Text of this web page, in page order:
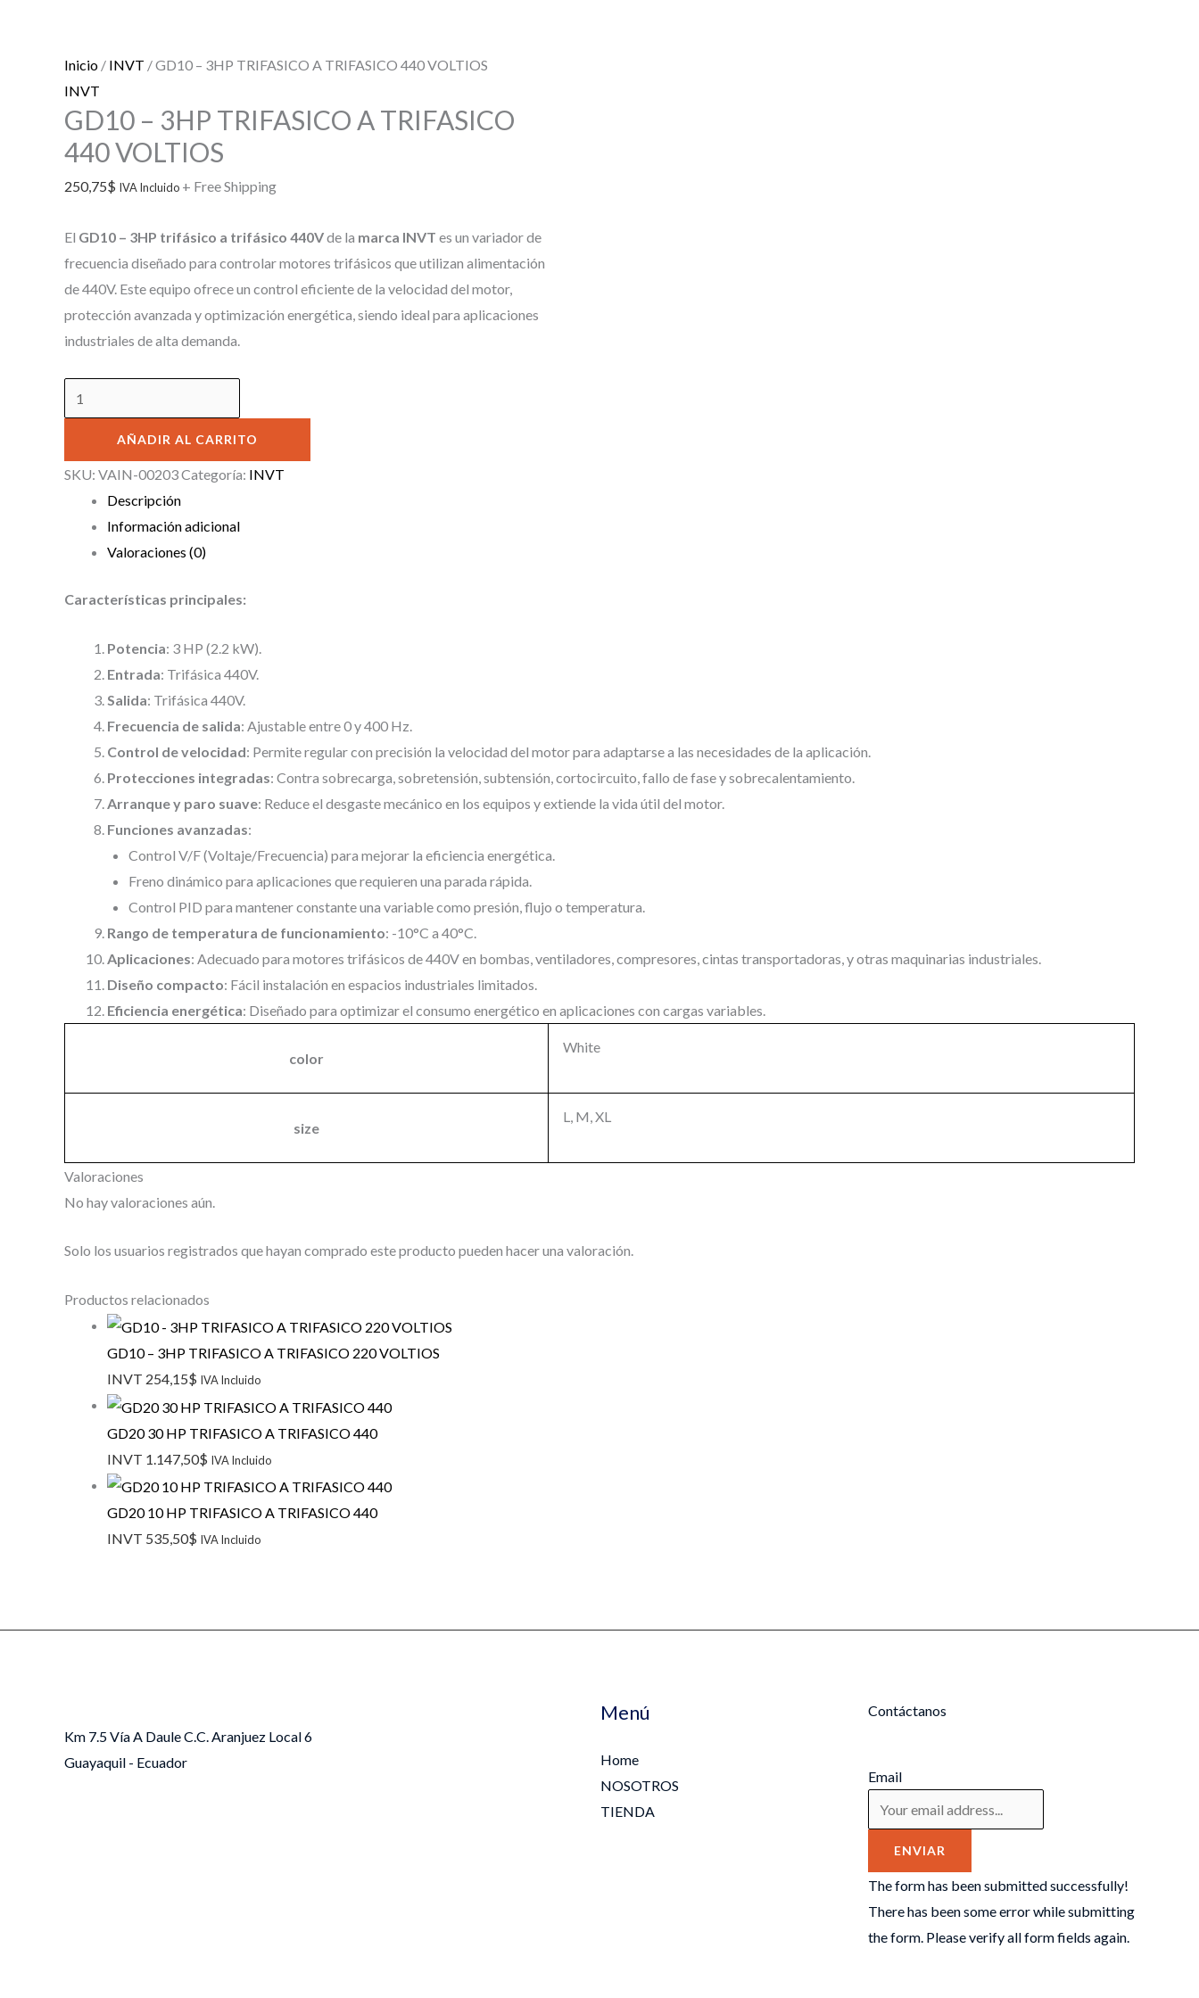
Inicio / INVT / GD10 – 3HP TRIFASICO A TRIFASICO 440 VOLTIOS
INVT
GD10 – 3HP TRIFASICO A TRIFASICO
440 VOLTIOS
250,75$ IVA Incluido + Free Shipping
El GD10 – 3HP trifásico a trifásico 440Vde la marca INVT es un variador de
frecuencia diseñado para controlar motores trifásicos que utilizan alimentación
de 440V. Este equipo ofrece un control eficiente de la velocidad del motor,
protección avanzada y optimización energética, siendo ideal para aplicaciones
industriales de alta demanda.
AÑADIR AL CARRITO
SKU: VAIN-00203Categoría: INVT
Descripción
Información adicional
Valoraciones (0)
Características principales:
Potencia: 3 HP (2.2 kW).
Entrada: Trifásica 440V.
Salida: Trifásica 440V.
Frecuencia de salida: Ajustable entre 0 y 400 Hz.
Control de velocidad: Permite regular con precisión la velocidad del motor para adaptarse a las necesidades de la aplicación.
Protecciones integradas: Contra sobrecarga, sobretensión, subtensión, cortocircuito, fallo de fase y sobrecalentamiento.
Arranque y paro suave: Reduce el desgaste mecánico en los equipos y extiende la vida útil del motor.
Funciones avanzadas:
Control V/F (Voltaje/Frecuencia) para mejorar la eficiencia energética.
Freno dinámico para aplicaciones que requieren una parada rápida.
Control PID para mantener constante una variable como presión, flujo o temperatura.
Rango de temperatura de funcionamiento: -10°C a 40°C.
Aplicaciones: Adecuado para motores trifásicos de 440V en bombas, ventiladores, compresores, cintas transportadoras, y otras maquinarias industriales.
Diseño compacto: Fácil instalación en espacios industriales limitados.
Eficiencia energética: Diseñado para optimizar el consumo energético en aplicaciones con cargas variables.
color
White
size
L, M, XL
Valoraciones
No hay valoraciones aún.
Solo los usuarios registrados que hayan comprado este producto pueden hacer una valoración.
Productos relacionados
GD10 – 3HP TRIFASICO A TRIFASICO 220 VOLTIOS
INVT 254,15$ IVA Incluido
GD20 30 HP TRIFASICO A TRIFASICO 440
INVT 1.147,50$ IVA Incluido
GD20 10 HP TRIFASICO A TRIFASICO 440
INVT 535,50$ IVA Incluido
Km 7.5 Vía A Daule C.C. Aranjuez Local 6
Guayaquil - Ecuador
Menú
Home
NOSOTROS
TIENDA
Contáctanos
Email
ENVIAR
The form has been submitted successfully!
There has been some error while submitting
the form. Please verify all form fields again.